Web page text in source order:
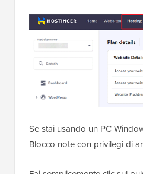
Se stai usando un PC
Blocco note con privilegi di